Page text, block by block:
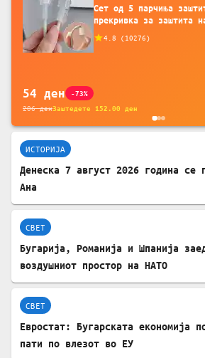
Сет од 5 парчиња
прекривка за заштита
додатоци за заштита
батерија, за мобилни
4.8 ( 10276)
54 ден -73%
206денЗаштедете 152.00 ден
ИСТОРИЈА
Денеска 7 август 2026 година се
Ана
СВЕТ
Бугарија, Романија и Шпанија
воздушниот простор на НАТО
СВЕТ
Евростат: Бугарската економија
пати по влезот во ЕУ